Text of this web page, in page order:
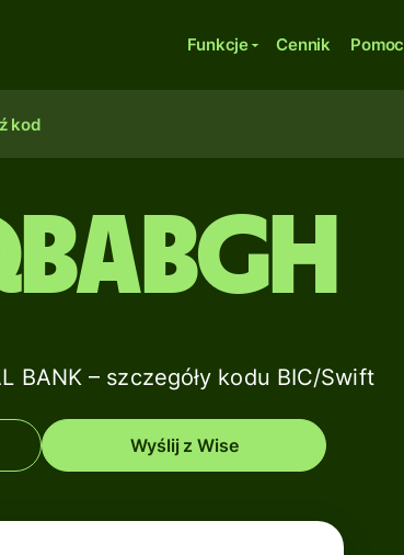
Funkcje Cennik Pomoc
kod
BANK – szczegóły kodu BIC/Swift
Wyślij z Wise